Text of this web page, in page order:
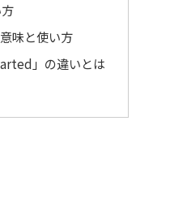
味と使い方
」の違いとは